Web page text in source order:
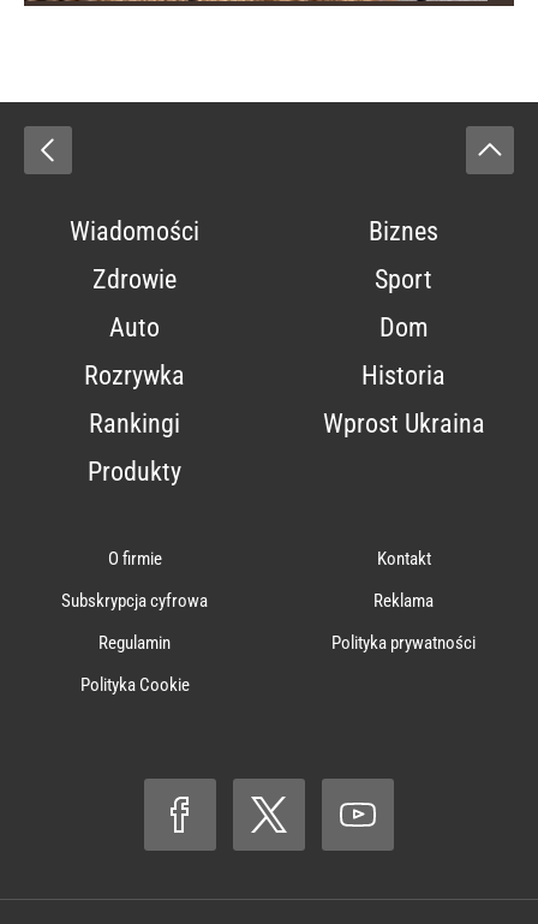
Wiadomości
Biznes
Zdrowie
Sport
Auto
Dom
Rozrywka
Historia
Rankingi
Wprost Ukraina
Produkty
O firmie
Kontakt
Subskrypcja cyfrowa
Reklama
Regulamin
Polityka prywatności
Polityka Cookie